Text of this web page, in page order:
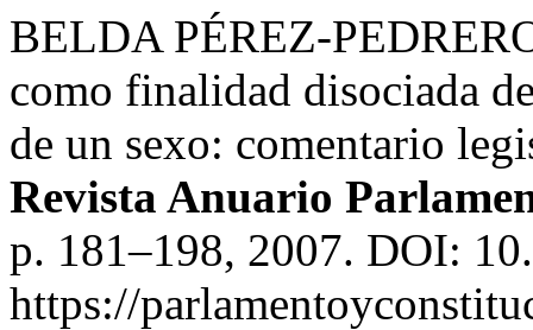
BELDA PÉREZ-
como finalidad disociada
de un sexo: comentario
Revista Anuario
p. 181–198, 2007. DOI:
https://